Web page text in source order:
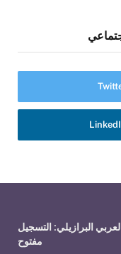
البرازيلي: التسجيل
مفتوح